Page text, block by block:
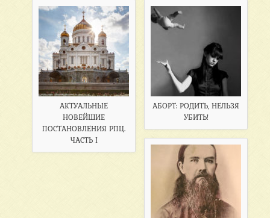
АКТУАЛЬНЫЕ
НОВЕЙШИЕ
ПОСТАНОВЛЕНИЯ РПЦ.
ЧАСТЬ I
АБОРТ: РОДИТЬ, НЕЛЬЗЯ
УБИТЬ!